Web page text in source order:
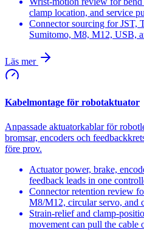
clamp location, and service
Connector sourcing for JST,
Sumitomo, M8, M12, USB,
Läs mer
Kabelmontage för robotaktuator
Anpassade aktuatorkablar för
bromsar, encoders och
före prov.
Actuator power, brake,
feedback leads in one
Connector retention review
M8/M12, circular servo, and
Strain-relief and clamp-
movement can pull the cable